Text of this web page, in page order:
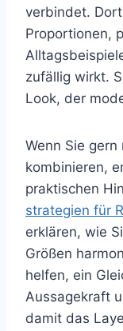
verbindet.
Proportionen,
zufällig wirkt.
Look, der
Wenn Sie
kombinieren,
praktischen
strategien für
erklären, wie
Größen
helfen, ein
Aussagekraft
damit das